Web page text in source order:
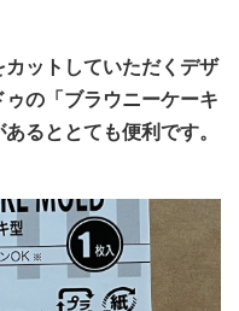
ットしていただくデザ
の「ブラウニーケーキ
るととても便利です。